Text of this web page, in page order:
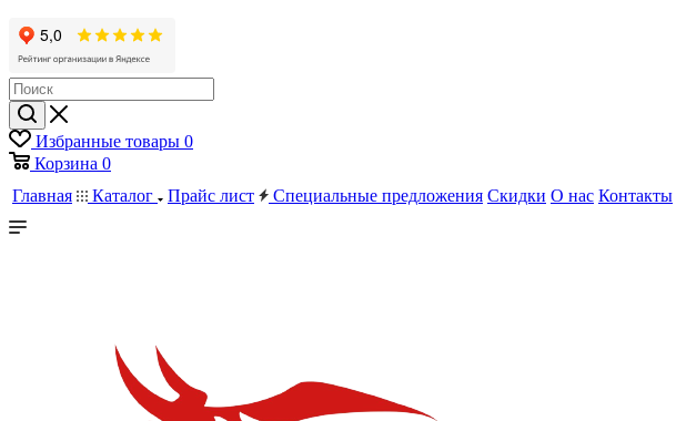
Избранные товары 0
Корзина 0
Главная
Каталог Прайс лист Специальные предложения Скидки О нас Контакты